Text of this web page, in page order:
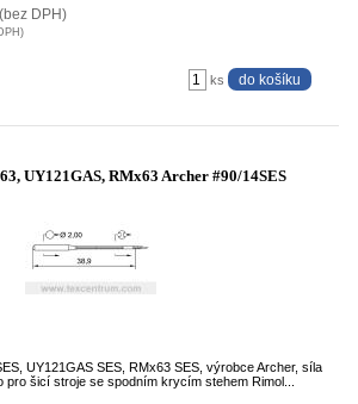
(bez DPH)
ks
UY121GAS, RMx63 Archer #90/14SES
UY121GAS SES, RMx63 SES, výrobce Archer, síla
pro šicí stroje se spodním krycím stehem Rimol...